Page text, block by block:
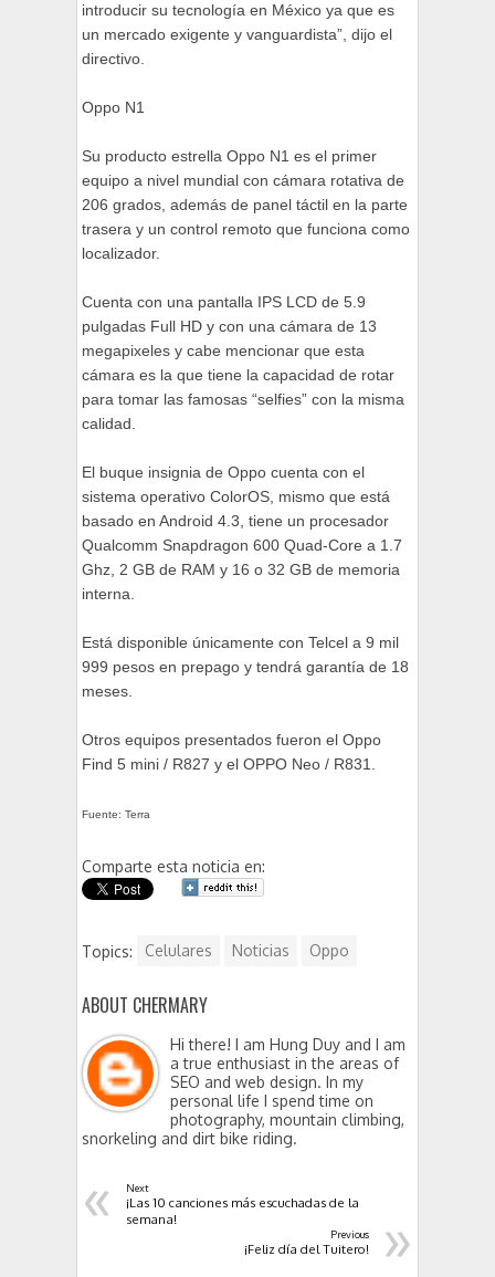
introducir su tecnología en México ya que es
un mercado exigente y vanguardista”, dijo el
directivo.
Oppo N1
Su producto estrella Oppo N1 es el primer
equipo a nivel mundial con cámara rotativa de
206 grados, además de panel táctil en la parte
trasera y un control remoto que funciona como
localizador.
Cuenta con una pantalla IPS LCD de 5.9
pulgadas Full HD y con una cámara de 13
megapixeles y cabe mencionar que esta
cámara es la que tiene la capacidad de rotar
para tomar las famosas “selfies” con la misma
calidad.
El buque insignia de Oppo cuenta con el
sistema operativo ColorOS, mismo que está
basado en Android 4.3, tiene un procesador
Qualcomm Snapdragon 600 Quad-Core a 1.7
Ghz, 2 GB de RAM y 16 o 32 GB de memoria
interna.
Está disponible únicamente con Telcel a 9 mil
999 pesos en prepago y tendrá garantía de 18
meses.
Otros equipos presentados fueron el Oppo
Find 5 mini / R827 y el OPPO Neo / R831.
Fuente: Terra
Comparte esta noticia en:
Topics: Celulares Noticias Oppo
ABOUT CHERMARY
Hi there! I am Hung Duy and I am
a true enthusiast in the areas of
SEO and web design. In my
personal life I spend time on
photography, mountain climbing,
snorkeling and dirt bike riding.
« Next
¡Las 10 canciones más escuchadas de la
semana!
»
Previous
¡Feliz día del Tuitero!